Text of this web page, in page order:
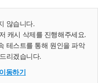
않습니다.
캐시 삭제를 진행해주세요.
테스트를 통해 원인을 파악
리겠습니다.
동하기